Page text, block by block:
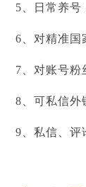
5、日常养号
6、对精准国
7、对账号粉
8、可私信外
9、私信、评